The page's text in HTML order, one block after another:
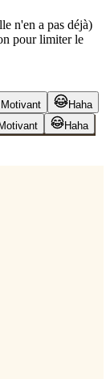
n'en a pas déjà)
pour limiter le
Motivant
Haha
Motivant
Haha